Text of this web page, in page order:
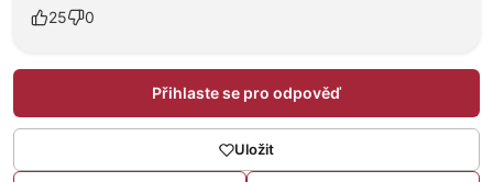
25
0
Přihlaste se pro odpověď
Uložit